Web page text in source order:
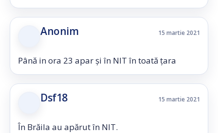
Anonim 15 martie 2021
Până in ora 23 apar și în NIT în toată țara
Dsf18 15 martie 2021
În Brăila au apărut în NIT.